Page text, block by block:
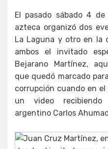
El pasado sábado 4
azteca organizó dos
La Laguna y otro en la
ambos el invitado
Bejarano Martínez,
que quedó marcado
corrupción cuando en
un video recibiendo
argentino Carlos